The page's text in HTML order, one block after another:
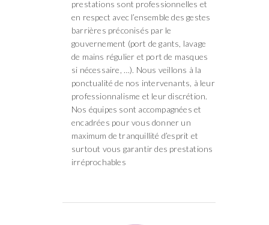
prestations sont professionnelles et
en respect avec l’ensemble des gestes
barrières préconisés par le
gouvernement (port de gants, lavage
de mains régulier et port de masques
si nécessaire, …). Nous veillons à la
ponctualité de nos intervenants, à leur
professionnalisme et leur discrétion.
Nos équipes sont accompagnées et
encadrées pour vous donner un
maximum de tranquillité d’esprit et
surtout vous garantir des prestations
irréprochables